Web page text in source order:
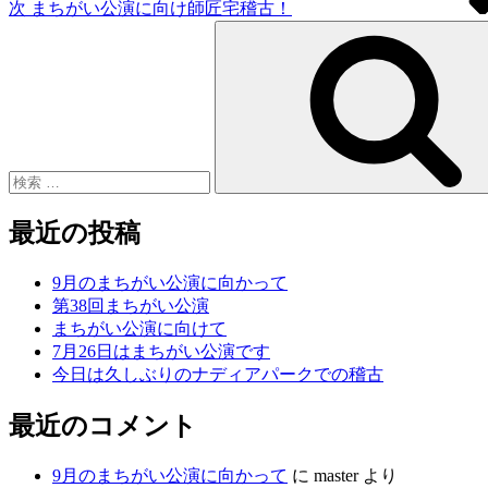
次 まちがい公演に向け師匠宅稽古！
最近の投稿
9月のまちがい公演に向かって
第38回まちがい公演
まちがい公演に向けて
7月26日はまちがい公演です
今日は久しぶりのナディアパークでの稽古
最近のコメント
9月のまちがい公演に向かって に masterより